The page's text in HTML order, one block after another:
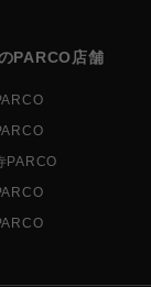
PARCO店舗
PARCO